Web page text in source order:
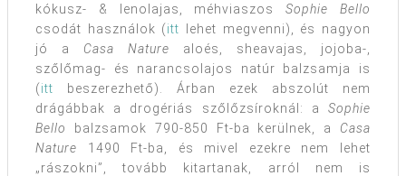
kókusz- & lenolajas, méhviaszosSophie Bello
csodát használok (itt lehet megvenni), és nagyon
jó a Casa Nature aloés, sheavajas, jojoba-,
szőlőmag- és narancsolajos natúr balzsamja is
(itt beszerezhető). Árban ezek abszolút nem
drágábbak a drogériás szőlőzsíroknál: a
Sophie
Bello
balzsamok 790-850 Ft-ba kerülnek, a Casa
Nature 1490 Ft-ba, és mivel ezekre nem lehet
„rászokni”, tovább kitartanak, arról nem is